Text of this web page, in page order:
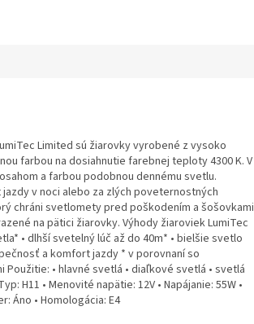
Limited sú žiarovky vyrobené z vysoko
farbou na dosiahnutie farebnej teploty 4300 K. V
a farbou podobnou dennému svetlu.
v noci alebo za zlých poveternostných
chráni svetlomety pred poškodením a šošovkami
na pätici žiarovky. Výhody žiaroviek LumiTec
• dlhší svetelný lúč až do 40m* • bielšie svetlo
a komfort jazdy * v porovnaní so
• hlavné svetlá • diaľkové svetlá • svetlá
H11 • Menovité napätie: 12V • Napájanie: 55W •
Áno • Homologácia: E4